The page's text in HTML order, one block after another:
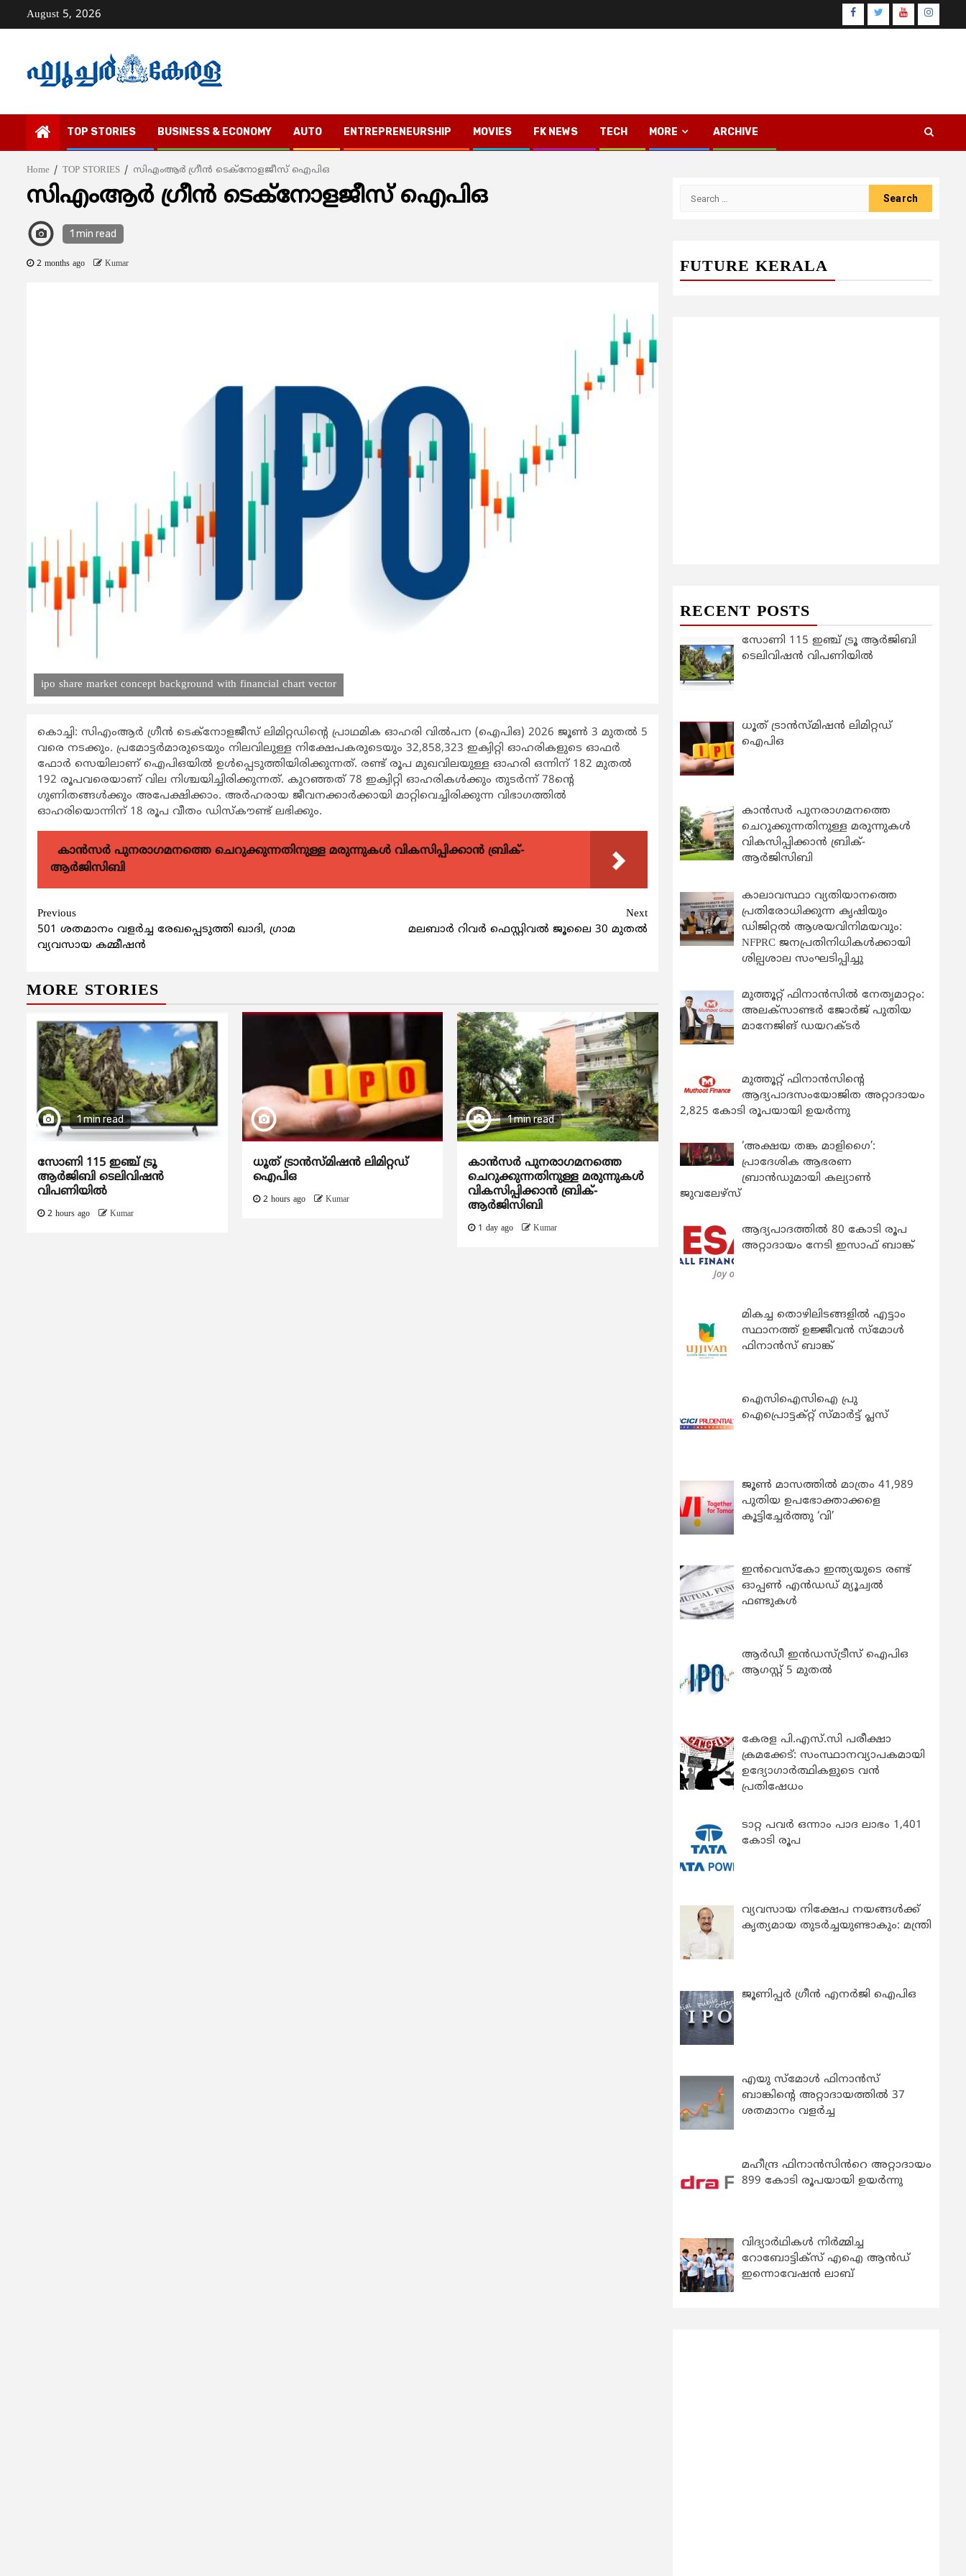
August 5, 2026 Facebook
TwitterYoutube
TOP STORIES BUSINESS & ECONOMY AUTO ENTREPRENEURSHIP MOVIES FK NEWS TECH MORE ARCHIVE
Home TOP STORIES സിഎംആര്‍ ഗ്രീന്‍ ടെക്നോളജീസ് ഐപിഒ
സിഎംആര്‍ ഗ്രീന്‍ ടെക്നോളജീസ് ഐപിഒ
1 min read
2 months ago Kumar
ipo share market concept background with financial chart vector
കൊച്ചി: സിഎംആര്‍ ഗ്രീന്‍ ടെക്നോളജീസ് ലിമിറ്റഡിന്‍റെ പ്രാഥമിക ഓഹരി വില്‍പന (ഐപിഒ) 2026 ജൂണ്‍ 3 മുതല്‍ 5
വരെ നടക്കും. പ്രമോട്ടര്‍മാരുടെയും നിലവിലുള്ള നിക്ഷേപകരുടെയും 32,858,323 ഇക്വിറ്റി ഓഹരികളുടെ ഓഫര്‍
ഫോര്‍ സെയിലാണ് ഐപിഒയില്‍ ഉള്‍പ്പെടുത്തിയിരിക്കുന്നത്. രണ്ട് രൂപ മുഖവിലയുള്ള ഓഹരി ഒന്നിന് 182 മുതല്‍
192 രൂപവരെയാണ് വില നിശ്ചയിച്ചിരിക്കുന്നത്. കുറഞ്ഞത് 78 ഇക്വിറ്റി ഓഹരികള്‍ക്കും തുടര്‍ന്ന് 78ന്‍റെ
ഗുണിതങ്ങള്‍ക്കും അപേക്ഷിക്കാം. അര്‍ഹരായ ജീവനക്കാര്‍ക്കായി മാറ്റിവെച്ചിരിക്കുന്ന വിഭാഗത്തില്‍
ഓഹരിയൊന്നിന് 18 രൂപ വീതം ഡിസ്കൗണ്ട് ലഭിക്കും.
കാന്‍സര്‍ പുനരാഗമനത്തെ ചെറുക്കുന്നതിനുള്ള മരുന്നുകള്‍ വികസിപ്പിക്കാന്‍ ബ്രിക്-
ആര്‍ജിസിബി
Continue
Reading
Previous
501 ശതമാനം വളർച്ച രേഖപ്പെടുത്തി ഖാദി, ഗ്രാമ
വ്യവസായ കമ്മീഷൻ
Next
മലബാർ റിവർ ഫെസ്റ്റിവൽ ജൂലൈ 30 മുതൽ
MORE STORIES
1 min read
സോണി 115 ഇഞ്ച് ട്രൂ
ആർജിബി ടെലിവിഷൻ
വിപണിയിൽ
2 hours ago Kumar
ധൂത് ട്രാൻസ്മിഷൻ ലിമിറ്റഡ്
ഐപിഒ
2 hours ago Kumar
1 min read
കാന്‍സര്‍ പുനരാഗമനത്തെ
ചെറുക്കുന്നതിനുള്ള മരുന്നുകള്‍
വികസിപ്പിക്കാന്‍ ബ്രിക്-
ആര്‍ജിസിബി
1 day ago Kumar
FUTURE KERALA
RECENT POSTS
സോണി 115 ഇഞ്ച് ട്രൂ ആർജിബി
ടെലിവിഷൻ വിപണിയിൽ
ധൂത് ട്രാൻസ്മിഷൻ ലിമിറ്റഡ്
ഐപിഒ
കാന്‍സര്‍ പുനരാഗമനത്തെ
ചെറുക്കുന്നതിനുള്ള മരുന്നുകള്‍
വികസിപ്പിക്കാന്‍ ബ്രിക്-
ആര്‍ജിസിബി
കാലാവസ്ഥാ വ്യതിയാനത്തെ
പ്രതിരോധിക്കുന്ന കൃഷിയും
ഡിജിറ്റൽ ആശയവിനിമയവും:
NFPRC ജനപ്രതിനിധികൾക്കായി
ശില്പശാല സംഘടിപ്പിച്ചു
മുത്തൂറ്റ് ഫിനാൻസിൽ നേതൃമാറ്റം:
അലക്സാണ്ടർ ജോർജ് പുതിയ
മാനേജിങ് ഡയറക്ടർ
മുത്തൂറ്റ് ഫിനാൻസിന്റെ
ആദ്യപാദസംയോജിത അറ്റാദായം
2,825 കോടി രൂപയായി ഉയർന്നു
‘അക്ഷയ തങ്ക മാളിഗൈ’:
പ്രാദേശിക ആഭരണ
ബ്രാന്‍ഡുമായി കല്യാണ്‍
ജുവലേഴ്‌സ്
ആദ്യപാദത്തിൽ 80 കോടി രൂപ
അറ്റാദായം നേടി ഇസാഫ് ബാങ്ക്
മികച്ച തൊഴിലിടങ്ങളിൽ എട്ടാം
സ്ഥാനത്ത് ഉജ്ജീവൻ സ്മോൾ
ഫിനാൻസ് ബാങ്ക്
ഐസിഐസിഐ പ്രു
ഐപ്രൊട്ടക്റ്റ് സ്മാർട്ട് പ്ലസ്
ജൂൺ മാസത്തിൽ മാത്രം 41,989
പുതിയ ഉപഭോക്താക്കളെ
കൂട്ടിച്ചേർത്തു ‘വി’
ഇന്‍വെസ്കോ ഇന്ത്യയുടെ രണ്ട്
ഓപ്പണ്‍ എന്‍ഡഡ് മ്യൂച്വല്‍
ഫണ്ടുകള്‍
ആർഡീ ഇൻഡസ്ട്രീസ് ഐപിഒ
ആഗസ്റ്റ് 5 മുതൽ
കേരള പി.എസ്.സി പരീക്ഷാ
ക്രമക്കേട്: സംസ്ഥാനവ്യാപകമായി
ഉദ്യോഗാര്‍ത്ഥികളുടെ വന്‍
പ്രതിഷേധം
ടാറ്റ പവർ ഒന്നാം പാദ ലാഭം 1,401
കോടി രൂപ
വ്യവസായ നിക്ഷേപ നയങ്ങള്‍ക്ക്
കൃത്യമായ തുടര്‍ച്ചയുണ്ടാകും: മന്ത്രി
ജൂണിപ്പർ ഗ്രീൻ എനർജി ഐപിഒ
എയു സ്‌മോൾ ഫിനാൻസ്
ബാങ്കിന്റെ അറ്റാദായത്തിൽ 37
ശതമാനം വളർച്ച
മഹീന്ദ്ര ഫിനാൻസിൻറെ അറ്റാദായം
899 കോടി രൂപയായി ഉയർന്നു
വിദ്യാര്‍ഥികള്‍ നിര്‍മ്മിച്ച
റോബോട്ടിക്സ് എഐ ആന്‍ഡ്
ഇന്നൊവേഷന്‍ ലാബ്